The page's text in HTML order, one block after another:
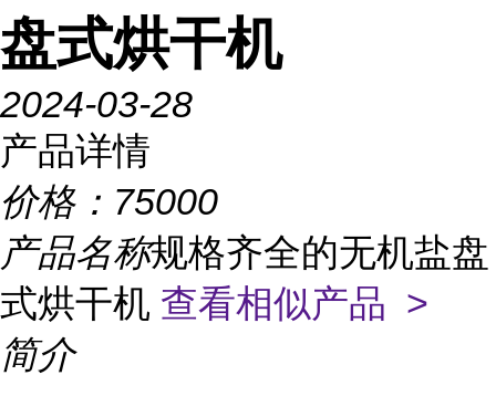
盘式烘干机
2024-03-28
产品详情
价格： 75000
产品名称规格齐全的无机盐盘
式烘干机 查看相似产品 >
简介